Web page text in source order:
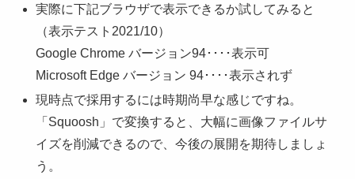
実際に下記ブラウザで表示できるか試してみると
（表示テスト2021/10）
Google Chrome バージョン94････表示可
Microsoft Edgeバージョン 94････表示されず
現時点で採用するには時期尚早な感じですね。
「Squoosh」で変換すると、大幅に画像ファイルサ
イズを削減できるので、今後の展開を期待しましょ
う。